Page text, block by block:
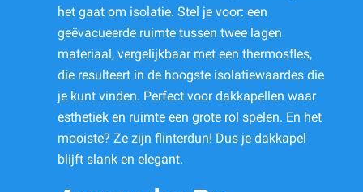
het gaat om isolatie. Stel je voor: een
geëvacueerde ruimte tussen twee lagen
materiaal, vergelijkbaar met een thermosfles,
die resulteert in de hoogste isolatiewaardes die
je kunt vinden. Perfect voor dakkapellen waar
esthetiek en ruimte een grote rol spelen. En het
mooiste? Ze zijn flinterdun! Dus je dakkapel
blijft slank en elegant.